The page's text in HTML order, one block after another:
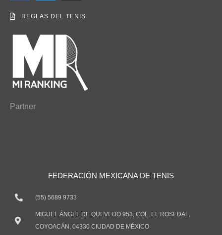
REGLAS DEL TENIS
Partner
FEDERACIÓN MEXICANA DE TENIS
(55) 5689 9733
MIGUEL ÁNGEL DE QUEVEDO 953, COL. EL ROSEDAL,
COYOACÁN, 04330 CIUDAD DE MÉXICO